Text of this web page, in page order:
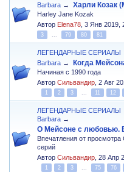
Barbara → Харли Козак
Harley Jane Kozak
Автор Elena78 ,3 Янв 2019,
3
... 79 80 81
ЛЕГЕНДАРНЫЕ СЕРИАЛЫ
Barbara → Когда
Начиная с 1990 года
АвторСильвандир ,2 Авг
1 2 3 ... 11 12
ЛЕГЕНДАРНЫЕ СЕРИАЛЫ
Barbara →
О Мейсоне с любовью.
Впечатления от
серий
АвторСильвандир ,28 Апр
1 2 3 ... 75 76